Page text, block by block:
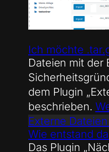
Ich möchte
Dateien mit der
dem Plugin
beschrieben.
Externe
Wie entstand
Das Plugin